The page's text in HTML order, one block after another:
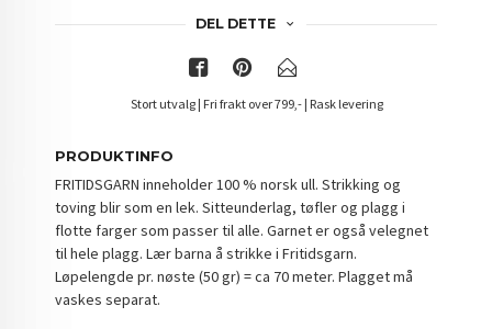
DEL DETTE
Stort utvalg | Fri frakt over 799,- | Rask levering
PRODUKTINFO
FRITIDSGARN inneholder 100 % norsk ull. Strikking og
toving blir som en lek. Sitteunderlag, tøfler og plagg i
flotte farger som passer til alle. Garnet er også velegnet
til hele plagg. Lær barna å strikke i Fritidsgarn.
Løpelengde pr. nøste (50 gr) = ca 70 meter. Plagget må
vaskes separat.